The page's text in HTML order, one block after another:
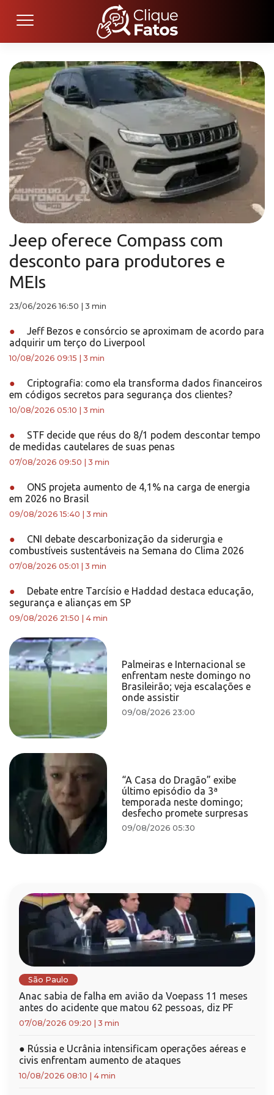
Jeep oferece Compass com
desconto para produtores e
MEIs
23/06/2026 16:50 3 min
●
Jeff Bezos e consórcio se aproximam de acordo para
adquirir um terço do Liverpool
10/08/2026 09:15 3 min
●
Criptografia: como ela transforma dados financeiros
em códigos secretos para segurança dos clientes?
10/08/2026 05:10 3 min
●
STF decide que réus do 8/1 podem descontar tempo
de medidas cautelares de suas penas
07/08/2026 09:50 3 min
●
ONS projeta aumento de 4,1% na carga de energia
em 2026 no Brasil
09/08/2026 15:40 3 min
●
CNI debate descarbonização da siderurgia e
combustíveis sustentáveis na Semana do Clima 2026
07/08/2026 05:01 3 min
●
Debate entre Tarcísio e Haddad destaca educação,
segurança e alianças em SP
09/08/2026 21:50 4 min
Palmeiras e Internacional se
enfrentam neste domingo no
Brasileirão; veja escalações e
onde assistir
09/08/2026 23:00
“A Casa do Dragão” exibe
último episódio da 3ª
temporada neste domingo;
desfecho promete surpresas
09/08/2026 05:30
São Paulo
Anac sabia de falha em avião da Voepass 11 meses
antes do acidente que matou 62 pessoas, diz PF
07/08/2026 09:20 3 min
● Rússia e Ucrânia intensificam operações aéreas e
civis enfrentam aumento de ataques
10/08/2026 08:10 4 min